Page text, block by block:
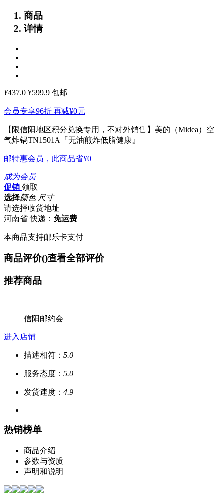
商品
详情
¥437.0 ¥599.9 包邮
会员专享96折 再减¥0元
【限信阳地区积分兑换专用，不对外销售】美的（Midea）空
气炸锅TN1501A『无油煎炸低脂健康』
邮特惠会员，此商品省¥0
成为会员
促销 领取
选择颜色 尺寸
请选择收货地址
河南省|快递： 免运费
本商品支持邮乐卡支付
商品评价()查看全部评价
推荐商品
信阳邮约会
进入店铺
描述相符： 5.0
服务态度： 5.0
发货速度： 4.9
热销榜单
商品介绍
参数与资质
声明和说明